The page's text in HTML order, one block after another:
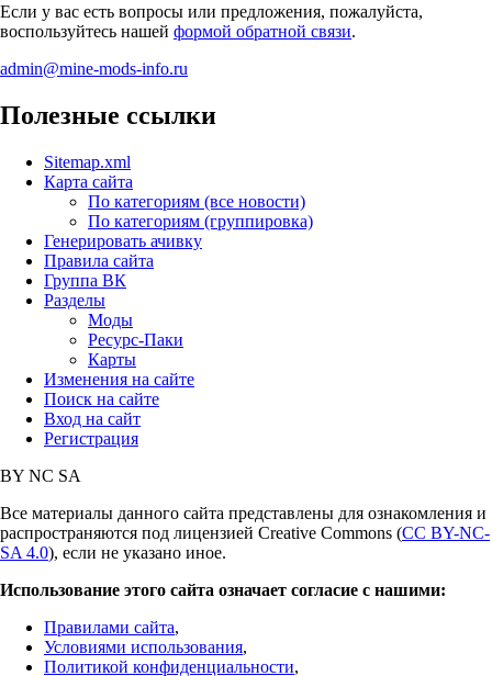
Если у вас есть вопросы или предложения, пожалуйста,
воспользуйтесь нашей формой обратной связи.
admin@mine-mods-info.ru
Полезные ссылки
Sitemap.xml
Карта сайта
По категориям (все новости)
По категориям (группировка)
Генерировать ачивку
Правила сайта
Группа ВК
Разделы
Моды
Ресурс-Паки
Карты
Изменения на сайте
Поиск на сайте
Вход на сайт
Регистрация
BY NC SA
Все материалы данного сайта представлены для ознакомления и
распространяются под лицензией Creative Commons (CC BY-NC-
SA 4.0), если не указано иное.
Использование этого сайта означает согласие с нашими:
Правилами сайта,
Условиями использования,
Политикой конфиденциальности,